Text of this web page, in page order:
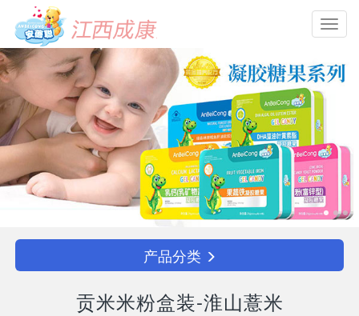
产品分类
贡米米粉盒装-淮山薏米